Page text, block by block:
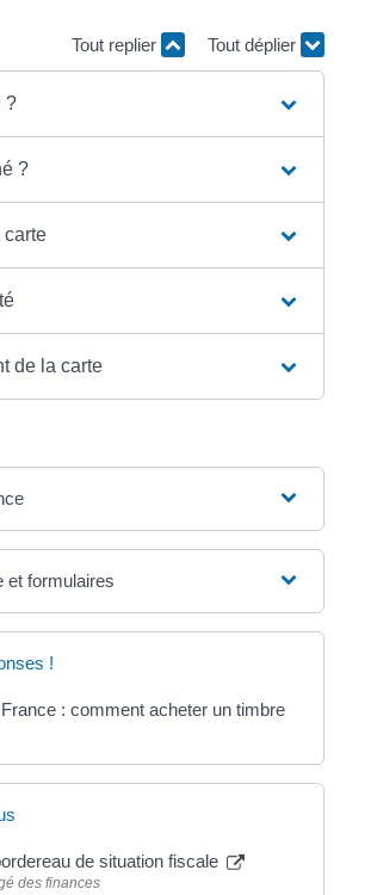
Tout replier Tout déplier
?
?
carte
de la carte
et formulaires
!
: comment acheter un timbre
de situation fiscale
des finances